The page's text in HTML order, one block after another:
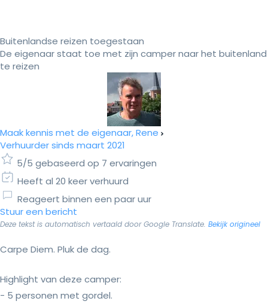
Buitenlandse reizen toegestaan
De eigenaar staat toe met zijn camper naar het buitenland
te reizen
Maak kennis met de eigenaar, Rene
Verhuurder sinds maart 2021
5/5 gebaseerd op 7 ervaringen
Heeft al 20 keer verhuurd
Reageert binnen een paar uur
Stuur een bericht
Deze tekst is automatisch vertaald door Google Translate. Bekijk origineel
Carpe Diem. Pluk de dag.
Highlight van deze camper:
- 5 personen met gordel.